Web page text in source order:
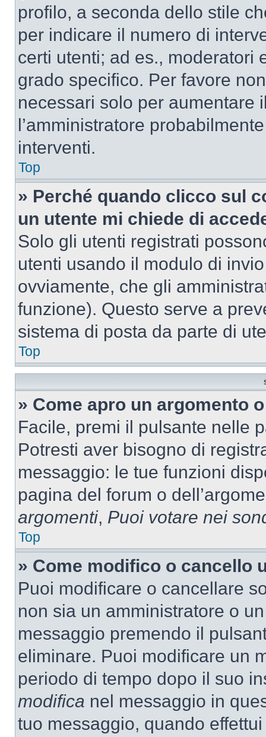
profilo, a seconda dello stile
per indicare il numero di
certi utenti; ad es., moderatori
grado specifico. Per favore
necessari solo per aumentare
l’amministratore
interventi.
Top
» Perché quando clicco sul
un utente mi chiede di
Solo gli utenti registrati
utenti usando il modulo di
ovviamente, che gli
funzione). Questo serve a
sistema di posta da parte di
Top
» Come apro un argomento
Facile, premi il pulsante nelle
Potresti aver bisogno di
messaggio: le tue funzioni
pagina del forum o
argomenti, Puoi votare nei
Top
» Come modifico o cancello
Puoi modificare o cancellare
non sia un amministratore o
messaggio premendo il
eliminare. Puoi modificare un
periodo di tempo dopo il suo
modifica nel messaggio in
tuo messaggio, quando